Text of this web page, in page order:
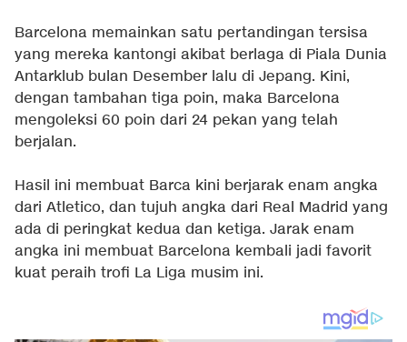
Barcelona memainkan satu pertandingan tersisa
yang mereka kantongi akibat berlaga di Piala Dunia
Antarklub bulan Desember lalu di Jepang. Kini,
dengan tambahan tiga poin, maka Barcelona
mengoleksi 60 poin dari 24 pekan yang telah
berjalan.
Hasil ini membuat Barca kini berjarak enam angka
dari Atletico, dan tujuh angka dari Real Madrid yang
ada di peringkat kedua dan ketiga. Jarak enam
angka ini membuat Barcelona kembali jadi favorit
kuat peraih trofi La Liga musim ini.